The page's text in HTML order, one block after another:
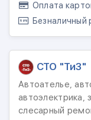
Оплата
Безналичный
СТО "ТиЗ"
Автоателье,
автоэлектрика,
слесарный